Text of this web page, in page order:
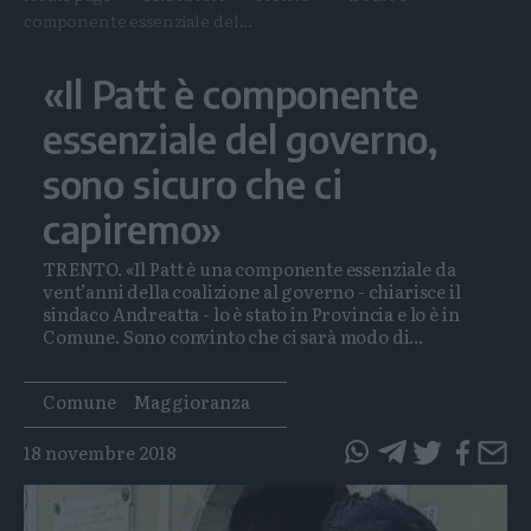
componente essenziale del...
«Il Patt è componente
essenziale del governo,
sono sicuro che ci
capiremo»
TRENTO. «Il Patt è una componente essenziale da
vent’anni della coalizione al governo - chiarisce il
sindaco Andreatta - lo è stato in Provincia e lo è in
Comune. Sono convinto che ci sarà modo di...
Tags
Comune
Maggioranza
18 novembre 2018
questo
articolo
questo
articolo